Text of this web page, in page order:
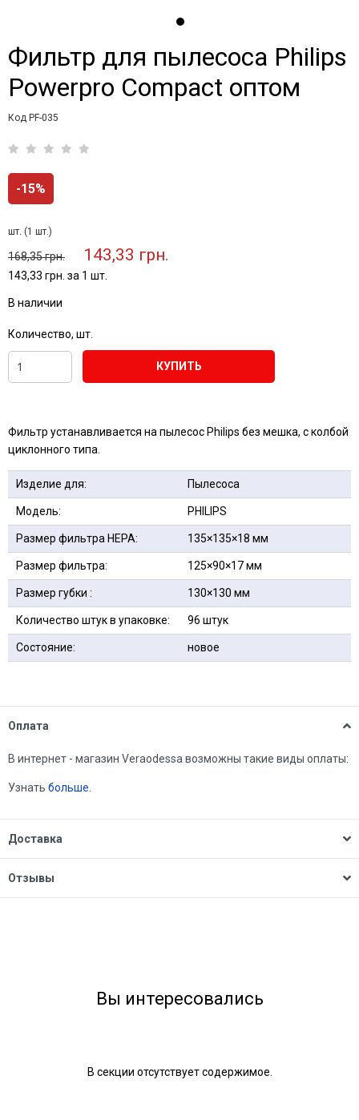
Фильтр для пылесоса Philips
Powerpro Compact оптом
Код PF-035
-15%
шт. (1 шт.)
168,35 грн. 143,33 грн.
143,33 грн. за 1 шт.
В наличии
Количество, шт.
КУПИТЬ
Фильтр устанавливается на пылесос Philips без мешка, с колбой
циклонного типа.
Изделие для: Пылесоса
Модель: PHILIPS
Размер фильтра HEPA: 135×135×18 мм
Размер фильтра: 125×90×17 мм
Размер губки : 130×130 мм
Количество штук в упаковке: 96 штук
Состояние: новое
Оплата
В интернет - магазин Veraodessa возможны такие виды оплаты:
Узнать больше.
Доставка
Отзывы
Вы интересовались
В секции отсутствует содержимое.